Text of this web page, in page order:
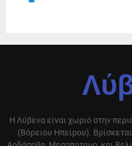
Η Λύβενα είναι χωριό στην
(Βόρειου Ηπείρου).